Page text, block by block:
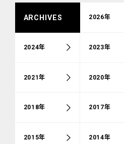
ARCHIVES 2026年
2024年 2023年
2021年 2020年
2018年 2017年
2015年 2014年